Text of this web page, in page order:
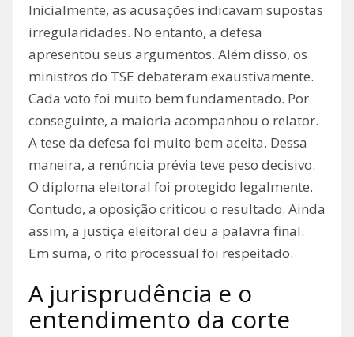
Inicialmente, as acusações indicavam supostas
irregularidades. No entanto, a defesa
apresentou seus argumentos. Além disso, os
ministros do TSE debateram exaustivamente.
Cada voto foi muito bem fundamentado. Por
conseguinte, a maioria acompanhou o relator.
A tese da defesa foi muito bem aceita. Dessa
maneira, a renúncia prévia teve peso decisivo.
O diploma eleitoral foi protegido legalmente.
Contudo, a oposição criticou o resultado. Ainda
assim, a justiça eleitoral deu a palavra final.
Em suma, o rito processual foi respeitado.
A jurisprudência e o
entendimento da corte